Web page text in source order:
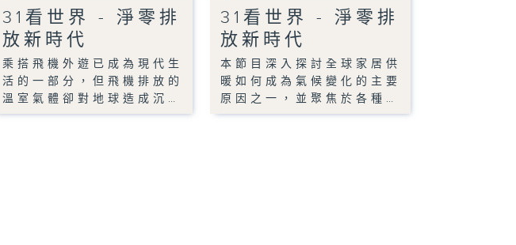
31看世界 - 淨零排
放新時代
乘搭飛機外遊已成為現代生
活的一部分，但飛機排放的
溫室氣體卻對地球造成沉…
31看世界 - 淨零排
放新時代
本節目深入探討全球家居供
暖如何成為氣候變化的主要
原因之一，並聚焦於各種…